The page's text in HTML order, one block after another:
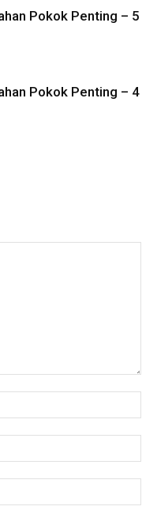
Pokok Penting – 5
Pokok Penting – 4